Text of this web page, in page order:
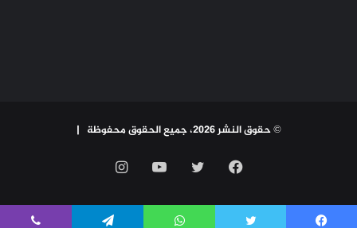
© حقوق النشر 2026، جميع الحقوق محفوظة |
فيسبوك تويتر يوتيوب